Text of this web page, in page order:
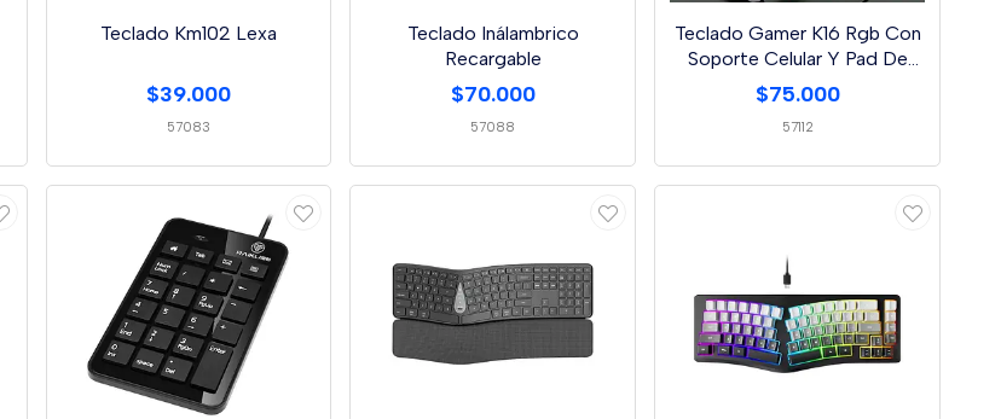
Teclado Km102 Lexa
$39.000
57083
Teclado Inálambrico
Recargable
$70.000
57088
Teclado Gamer K16 Rgb Con
Soporte Celular Y Pad De
Juego
$75.000
57112